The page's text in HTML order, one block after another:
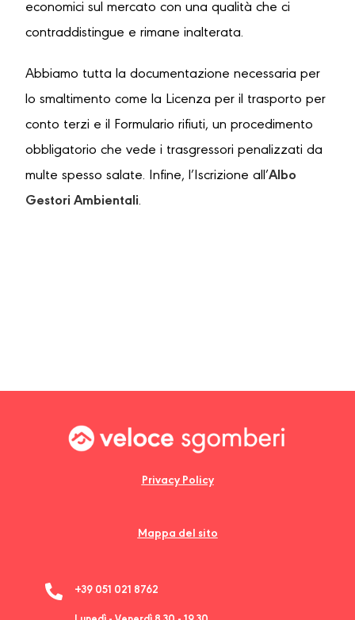
economici sul mercato con una qualità che ci
contraddistingue e rimane inalterata.
Abbiamo tutta la documentazione necessaria per
lo smaltimento come la Licenza per il trasporto per
conto terzi e il Formulario rifiuti, un procedimento
obbligatorio che vede i trasgressori penalizzati da
multe spesso salate. Infine, l’Iscrizione all’Albo
Gestori Ambientali.
Privacy Policy
Mappa del sito
+39 051 021 8762